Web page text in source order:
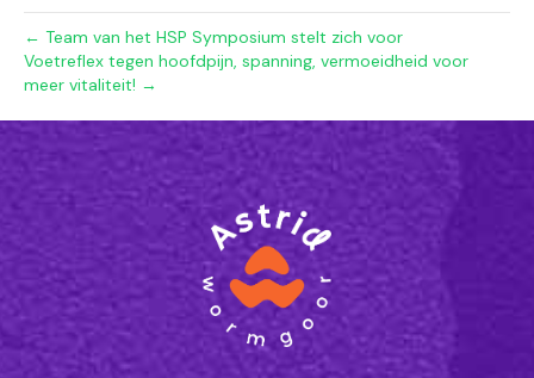
← Team van het HSP Symposium stelt zich voor
Voetreflex tegen hoofdpijn, spanning, vermoeidheid voor
meer vitaliteit! →